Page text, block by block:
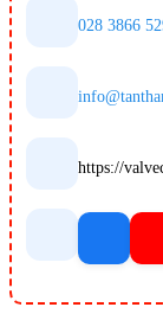
028 3866
https://